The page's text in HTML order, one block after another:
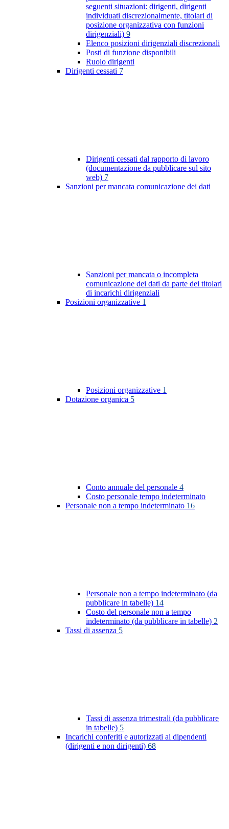
seguenti situazioni: dirigenti, dirigenti
individuati discrezionalmente, titolari di
posizione organizzativa con funzioni
dirigenziali) 9
Elenco posizioni dirigenziali discrezionali
Posti di funzione disponibili
Ruolo dirigenti
Dirigenti cessati 7
Dirigenti cessati dal rapporto di lavoro
(documentazione da pubblicare sul sito
web) 7
Sanzioni per mancata comunicazione dei dati
Sanzioni per mancata o incompleta
comunicazione dei dati da parte dei titolari
di incarichi dirigenziali
Posizioni organizzative 1
Posizioni organizzative 1
Dotazione organica 5
Conto annuale del personale 4
Costo personale tempo indeterminato
Personale non a tempo indeterminato 16
Personale non a tempo indeterminato (da
pubblicare in tabelle) 14
Costo del personale non a tempo
indeterminato (da pubblicare in tabelle) 2
Tassi di assenza 5
Tassi di assenza trimestrali (da pubblicare
in tabelle) 5
Incarichi conferiti e autorizzati ai dipendenti
(dirigenti e non dirigenti) 68